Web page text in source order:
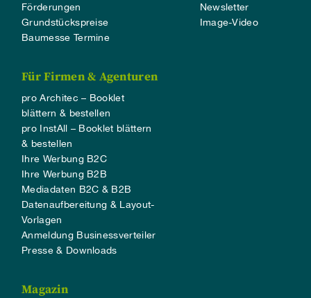
Förderungen
Grundstückspreise
Baumesse Termine
Newsletter
Image-Video
Für Firmen & Agenturen
pro Architec – Booklet
blättern & bestellen
pro InstAll – Booklet blättern
& bestellen
Ihre Werbung B2C
Ihre Werbung B2B
Mediadaten B2C & B2B
Datenaufbereitung & Layout-
Vorlagen
Anmeldung Businessverteiler
Presse & Downloads
Magazin